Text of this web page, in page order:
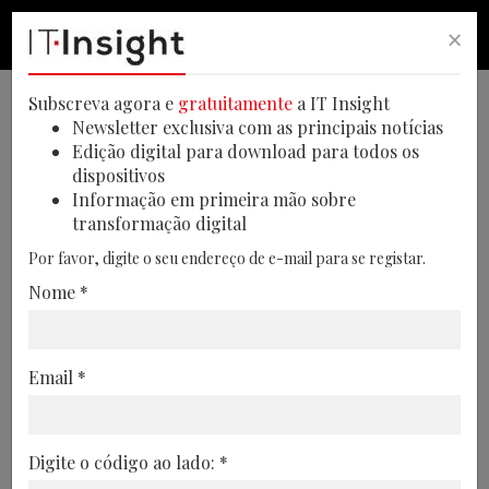
Ethiack: “Todo o modelo de
segurança que conhecemos
até hoje colapsou” (com
Summit Porto, Jorge Monteiro, da
panorama digital e alertou para o
×
Subscreva agora e gratuitamente a IT Insight
Newsletter exclusiva com as principais notícias
Edição digital para download para todos os
dispositivos
Informação em primeira mão sobre
transformação digital
Por favor, digite o seu endereço de e-mail para se registar.
Nome *
Email *
Digite o código ao lado: *